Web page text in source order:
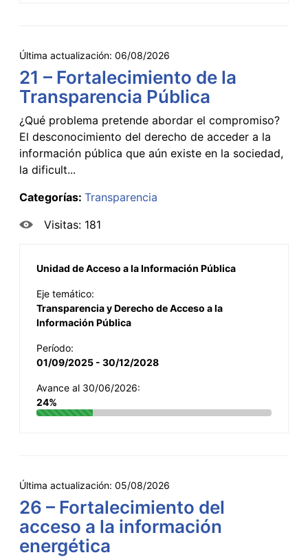
Última actualización: 06/08/2026
21 – Fortalecimiento de la
Transparencia Pública
¿Qué problema pretende abordar el compromiso?
El desconocimiento del derecho de acceder a la
información pública que aún existe en la sociedad,
la dificult...
Categorías: Transparencia
Visitas: 181
Unidad de Acceso a la Información Pública
Eje temático:
Transparencia y Derecho de Acceso a la
Información Pública
Período:
01/09/2025 - 30/12/2028
Avance al 30/06/2026:
24%
Última actualización: 05/08/2026
26 – Fortalecimiento del
acceso a la información
energética